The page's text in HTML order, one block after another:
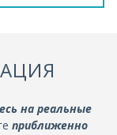
на реальные
приближенно